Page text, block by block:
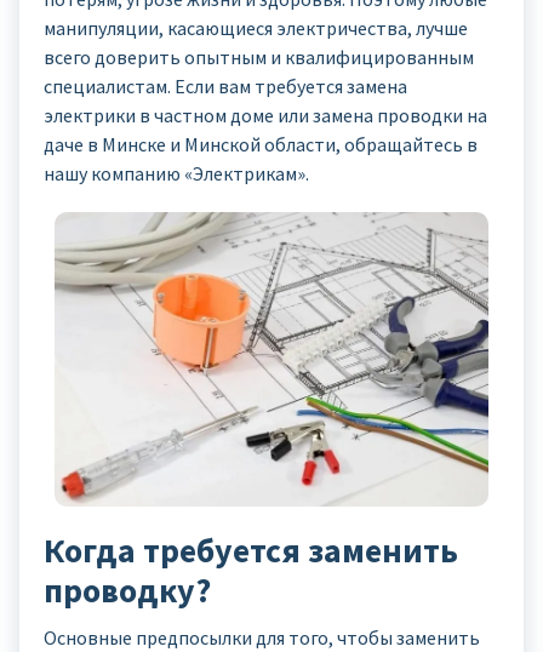
манипуляции, касающиеся электричества, лучше
всего доверить опытным и квалифицированным
специалистам. Если вам требуется замена
электрики в частном доме или замена проводки на
даче в Минске и Минской области, обращайтесь в
нашу компанию «Электрикам».
Когда требуется заменить
проводку?
Основные предпосылки для того, чтобы заменить